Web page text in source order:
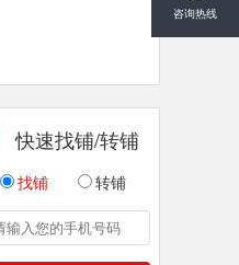
快速找铺/转铺
找铺 转铺
咨询热线